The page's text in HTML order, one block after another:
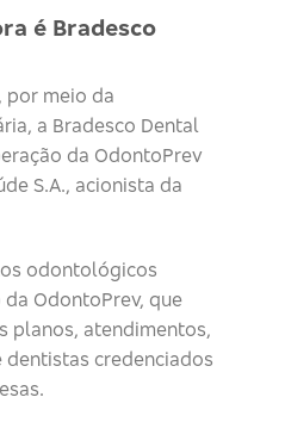
é Bradesco
por meio da
a Bradesco Dental
da OdontoPrev
S.A., acionista da
odontológicos
OdontoPrev, que
planos, atendimentos,
credenciados